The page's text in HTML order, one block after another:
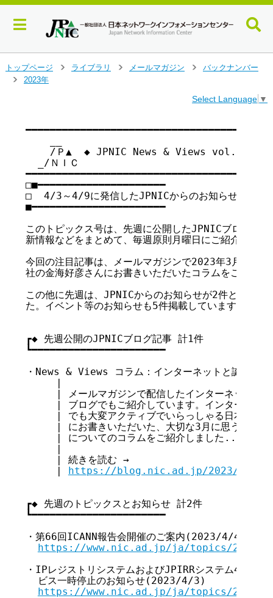
トップページ
ライブラリ
メールマガジン
バックナンバー
2023年
Select Language ▼
━━━━━━━━━━━━━━━━━━━━━━━━━━━━━━━━━━━
/Ｐ▲  ◆ JPNIC News & Views vol.1991【
  _/ＮＩＣ
━━━━━━━━━━━━━━━━━━━━━━━━━━━━━━━━━━━
□■━━━━━━━━━━━━━━━━━━━━━
□  4/3～4/9に発信したJPNICからのお知らせ
■━━━━━━━━━━━━━━━━━━━━━━
このトピックス号は、先週に公開したJPNICブログ記
新情報などをまとめて、毎週原則月曜日にご紹介するも
今回の注目記事は、メールマガジンで2023年3月に配
社の金海好彦さんにお書きいただいたコラムをご紹介
この他に先週は、JPNICからのお知らせが2件と、Web
た。イベント等のお知らせも5件掲載しています。
┏◆ 先週公開のJPNICブログ記事 計1件
┗━━━━━━━━━━━━━━━━━━━━━━
・News & Views コラム：インターネットと誕生
     |
| メールマガジンで配信したインターネットに
| ブログでもご紹介しています。インターネッ
| でも大変アクティブでいらっしゃる日本電気
| にお書きいただいた、大切な3月に思うインタ
     | についてのコラムをご紹介しました...
     |
     | 続きを読む →
     |
https://blog.nic.ad.jp/2023/8727/
┏◆ 先週のトピックスとお知らせ 計2件
┗━━━━━━━━━━━━━━━━━━━━━━
・第66回ICANN報告会開催のご案内(2023/4/4)
https://www.nic.ad.jp/ja/topics/2023/
・IPレジストリシステムおよびJPIRRシステム4月のメ
  ビス一時停止のお知らせ(2023/4/3)
https://www.nic.ad.jp/ja/topics/2023/